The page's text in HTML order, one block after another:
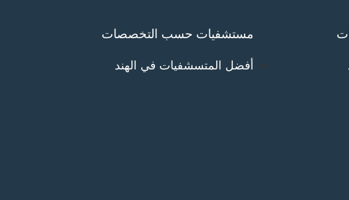
مستشفيات حسب التخصصات
أفضل المتسشفيات في الهند